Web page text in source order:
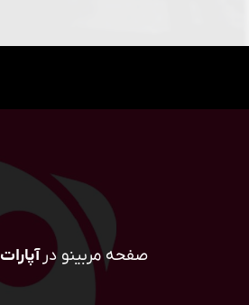
صفحه مربینو در آپارات